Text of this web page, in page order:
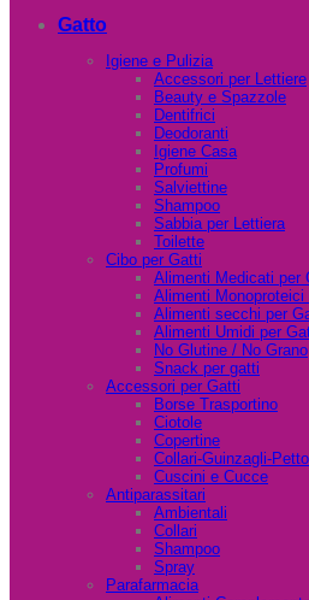
Gatto
Igiene e Pulizia
Accessori per Lettiere
Beauty e Spazzole
Dentifrici
Deodoranti
Igiene Casa
Profumi
Salviettine
Shampoo
Sabbia per Lettiera
Toilette
Cibo per Gatti
Alimenti Medicati per
Alimenti Monoproteici
Alimenti secchi per
Alimenti Umidi per
No Glutine / No Grano
Snack per gatti
Accessori per Gatti
Borse Trasportino
Ciotole
Copertine
Collari-Guinzagli-
Cuscini e Cucce
Antiparassitari
Ambientali
Collari
Shampoo
Spray
Parafarmacia